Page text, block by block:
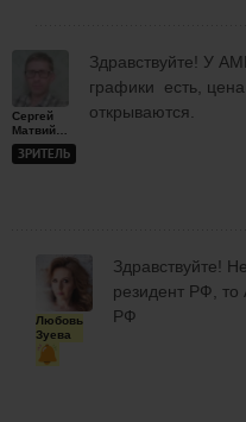
Сергей
ЗРИТЕЛЬ
Здравствуйте! У
графики есть,
открываются.
Любовь
Зуева
Здравствуйте!
резидент РФ,
РФ